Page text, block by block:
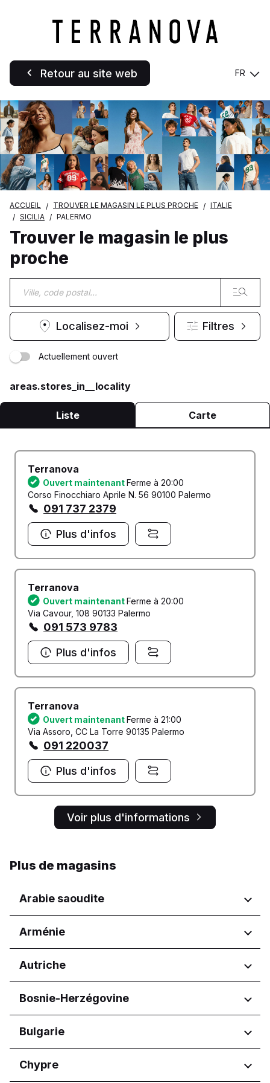
Retour au site web FR
ACCUEIL TROUVER LE MAGASIN LE PLUS PROCHE
ITALIE
SICILIA
PALERMO
Trouver le magasin le plus
proche
Localisez-moi Filtres
Actuellement ouvert
areas.stores_in__locality
Liste Carte
Terranova
Ouvert maintenantFerme à 20:00
Corso Finocchiaro Aprile N. 56 90100 Palermo
091 737 2379
Plus d'infos
Terranova
Ouvert maintenantFerme à 20:00
Via Cavour, 108 90133 Palermo
091 573 9783
Plus d'infos
Terranova
Ouvert maintenantFerme à 21:00
Via Assoro, CC La Torre 90135 Palermo
091 220037
Plus d'infos
Voir plus d'informations
Plus de magasins
Arabie saoudite
Régions
Al Madinah Province
Al Qassim Province
Riyadh Province
Ash-Sharqiyah
Aseer Province
Arménie
Régions
Autriche
Régions
Bosnie-Herzégovine
Régions
Fédération de Bosnie-et-
Bulgarie
Régions
Chypre